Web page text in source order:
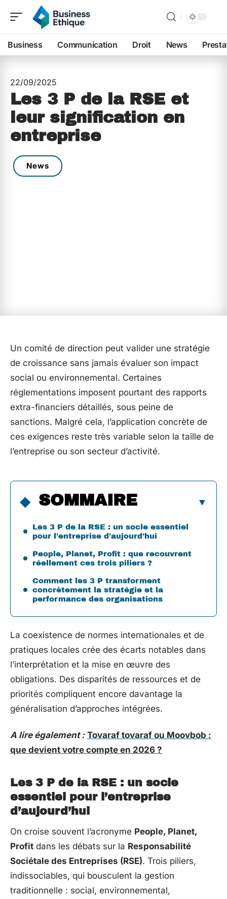
Business Communication Droit News
22/09/2025
Les 3 P de la RSE et
leur signification en
entreprise
News
Un comité de direction peut valider une stratégie
de croissance sans jamais évaluer son impact
social ou environnemental. Certaines
réglementations imposent pourtant des rapports
extra-financiers détaillés, sous peine de
sanctions. Malgré cela, l’application concrète de
ces exigences reste très variable selon la taille de
l’entreprise ou son secteur d’activité.
SOMMAIRE
Les 3 P de la RSE : un socle essentiel
pour l’entreprise d’aujourd’hui
People, Planet, Profit : que recouvrent
réellement ces trois piliers ?
Comment les 3 P transforment
concrètement la stratégie et la
performance des organisations
La coexistence de normes internationales et de
pratiques locales crée des écarts notables dans
l’interprétation et la mise en œuvre des
obligations. Des disparités de ressources et de
priorités compliquent encore davantage la
généralisation d’approches intégrées.
A lire également : Tovaraf tovaraf ou Moovbob :
que devient votre compte en 2026 ?
Les 3 P de la RSE : un socle
essentiel pour l’entreprise
d’aujourd’hui
On croise souvent l’acronyme People, Planet,
Profit dans les débats sur la Responsabilité
Sociétale des Entreprises (RSE). Trois piliers,
indissociables, qui bousculent la gestion
traditionnelle : social, environnemental,